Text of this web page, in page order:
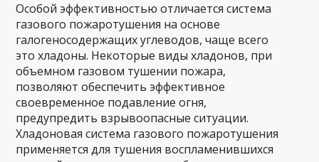
Особой эффективностью отличается система
газового пожаротушения на основе
галогеносодержащих углеводов, чаще всего
это хладоны. Некоторые виды хладонов, при
объемном газовом тушении пожара,
позволяют обеспечить эффективное
своевременное подавление огня,
предупредить взрывоопасные ситуации.
Хладоновая система газового пожаротушения
применяется для тушения воспламенившихся